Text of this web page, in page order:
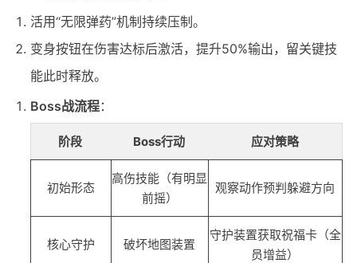
活用“无限弹药”机制持续压制。
变身按钮在伤害达标后激活，提升50%输出，留关键技
能此时释放。
Boss战流程：
阶段 Boss行动 应对策略
初始形态
高伤技能（有明显
前摇）
观察动作预判躲避方向
核心守护 破坏地图装置
守护装置获取祝福卡（全
员增益）